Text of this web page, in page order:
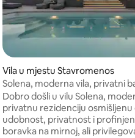
ocjena: 5 od 5, recenzija: 19
Vila u mjestu Stavromenos
Solena, moderna vila, privatni
blizini plaže
Dobro došli u vilu Solena,
privatnu rezidenciju osmišljenu
udobnost, privatnost i
boravka na mirnoj, ali